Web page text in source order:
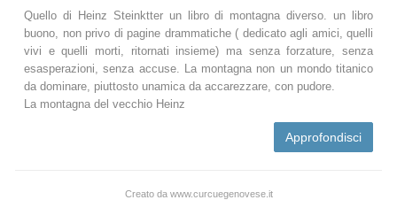
Quello di Heinz Steinktter un libro di montagna diverso. un libro
buono, non privo di pagine drammatiche ( dedicato agli amici, quelli
vivi e quelli morti, ritornati insieme) ma senza forzature, senza
esasperazioni, senza accuse. La montagna non un mondo titanico
da dominare, piuttosto unamica da accarezzare, con pudore.
La montagna del vecchio Heinz
Approfondisci
Creato da www.curcuegenovese.it